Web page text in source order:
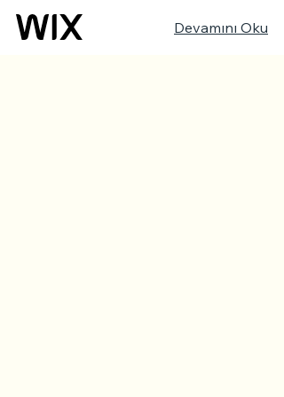
Devamını Oku